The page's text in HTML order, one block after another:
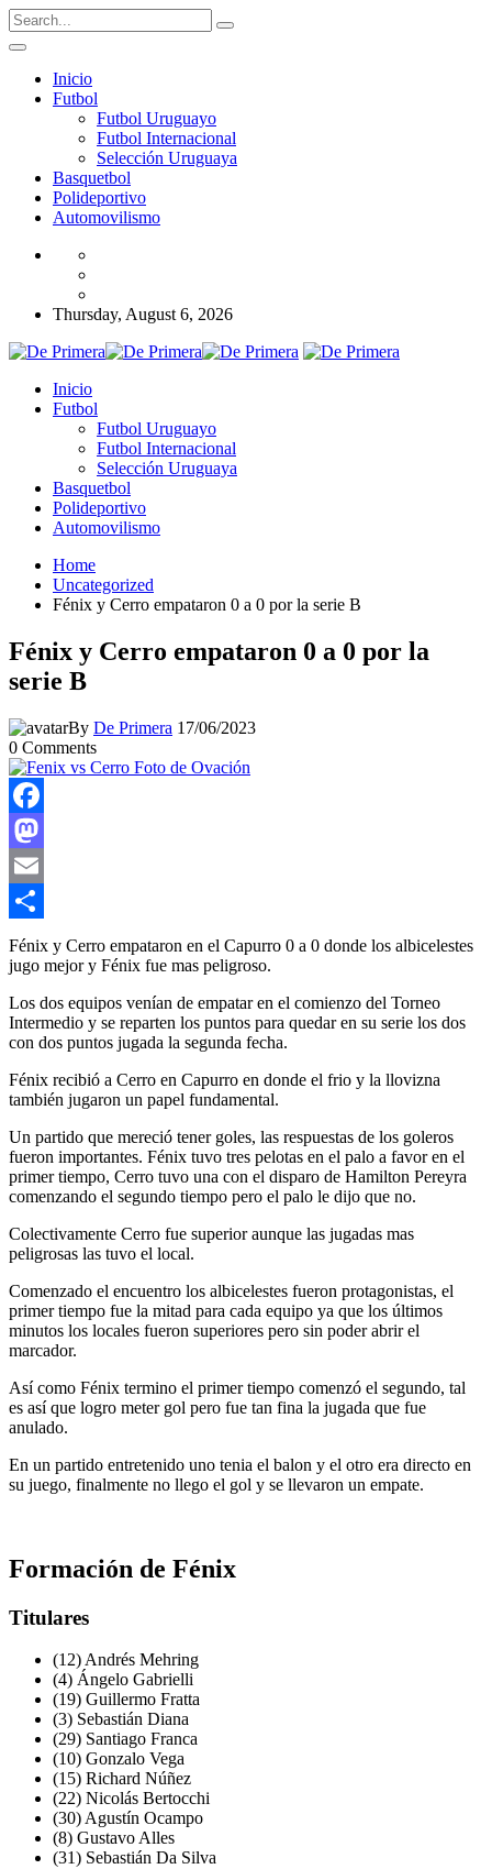
Inicio
Futbol
Futbol Uruguayo
Futbol Internacional
Selección Uruguaya
Basquetbol
Polideportivo
Automovilismo
Thursday, August 6, 2026
Inicio
Futbol
Futbol Uruguayo
Futbol Internacional
Selección Uruguaya
Basquetbol
Polideportivo
Automovilismo
Home
Uncategorized
Fénix y Cerro empataron 0 a 0 por la serie B
Fénix y Cerro empataron 0 a 0 por la
serie B
By De Primera 17/06/2023
0 Comments
Facebook
Mastodon
Email
Compartir
Fénix y Cerro empataron en el Capurro 0 a 0 donde los albicelestes
jugo mejor y Fénix fue mas peligroso.
Los dos equipos venían de empatar en el comienzo del Torneo
Intermedio y se reparten los puntos para quedar en su serie los dos
con dos puntos jugada la segunda fecha.
Fénix recibió a Cerro en Capurro en donde el frio y la llovizna
también jugaron un papel fundamental.
Un partido que mereció tener goles, las respuestas de los goleros
fueron importantes. Fénix tuvo tres pelotas en el palo a favor en el
primer tiempo, Cerro tuvo una con el disparo de Hamilton Pereyra
comenzando el segundo tiempo pero el palo le dijo que no.
Colectivamente Cerro fue superior aunque las jugadas mas
peligrosas las tuvo el local.
Comenzado el encuentro los albicelestes fueron protagonistas, el
primer tiempo fue la mitad para cada equipo ya que los últimos
minutos los locales fueron superiores pero sin poder abrir el
marcador.
Así como Fénix termino el primer tiempo comenzó el segundo, tal
es así que logro meter gol pero fue tan fina la jugada que fue
anulado.
En un partido entretenido uno tenia el balon y el otro era directo en
su juego, finalmente no llego el gol y se llevaron un empate.
Formación de Fénix
Titulares
(12) Andrés Mehring
(4) Ángelo Gabrielli
(19) Guillermo Fratta
(3) Sebastián Diana
(29) Santiago Franca
(10) Gonzalo Vega
(15) Richard Núñez
(22) Nicolás Bertocchi
(30) Agustín Ocampo
(8) Gustavo Alles
(31) Sebastián Da Silva